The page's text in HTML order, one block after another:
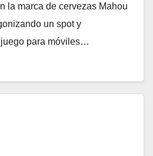
la marca de cervezas Mahou
un spot y
para móviles…